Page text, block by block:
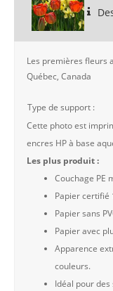
Les premières fleurs
Québec, Canada
Type de support :
Cette photo est
encres HP à base
Les plus produit :
Couchage PE
Papier certifié
Papier sans
Papier avec
Apparence
couleurs.
Idéal pour